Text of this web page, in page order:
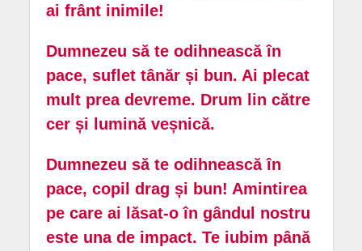
ai frânt inimile!
Dumnezeu să te odihnească în
pace, suflet tânăr și bun. Ai plecat
mult prea devreme. Drum lin către
cer și lumină veșnică.
Dumnezeu să te odihnească în
pace, copil drag și bun! Amintirea
pe care ai lăsat-o în gândul nostru
este una de impact. Te iubim până